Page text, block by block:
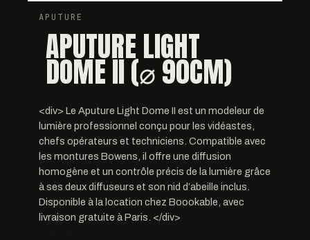
APUTURE
APUTURE LIGHT
DOME II (⌀ 90CM)
<div> Le Aputure Light Dome II est un modeleur de
lumière professionnel conçu pour les vidéastes,
chefs opérateurs et techniciens. Compatible avec
les montures Bowens, il offre une diffusion
homogène et un contrôle précis de la lumière grâce
à ses deux diffuseurs et son nid d’abeille inclus.
Disponible à la location chez Boookable, avec
livraison gratuite à Paris. </div>